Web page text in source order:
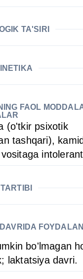
TA'SIRI
FAOL
(o'tkir psixotik
tashqari),
bo'lmagan
laktatsiya davri.